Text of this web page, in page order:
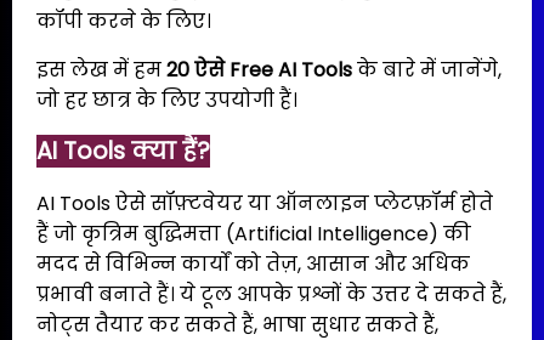
कॉपी करने के लिए।
इस लेख में हम20 ऐसे Free AI Toolsके बारे में जानेंगे,
जो हर छात्र के लिए उपयोगी हैं।
AI Tools क्या हैं?
AI Tools ऐसे सॉफ़्टवेयर या ऑनलाइन प्लेटफ़ॉर्म होते
हैं जो कृत्रिम बुद्धिमत्ता (Artificial Intelligence) की
मदद से विभिन्न कार्यों को तेज़, आसान और अधिक
प्रभावी बनाते हैं। ये टूल आपके प्रश्नों के उत्तर दे सकते हैं,
नोट्स तैयार कर सकते हैं, भाषा सुधार सकते हैं,